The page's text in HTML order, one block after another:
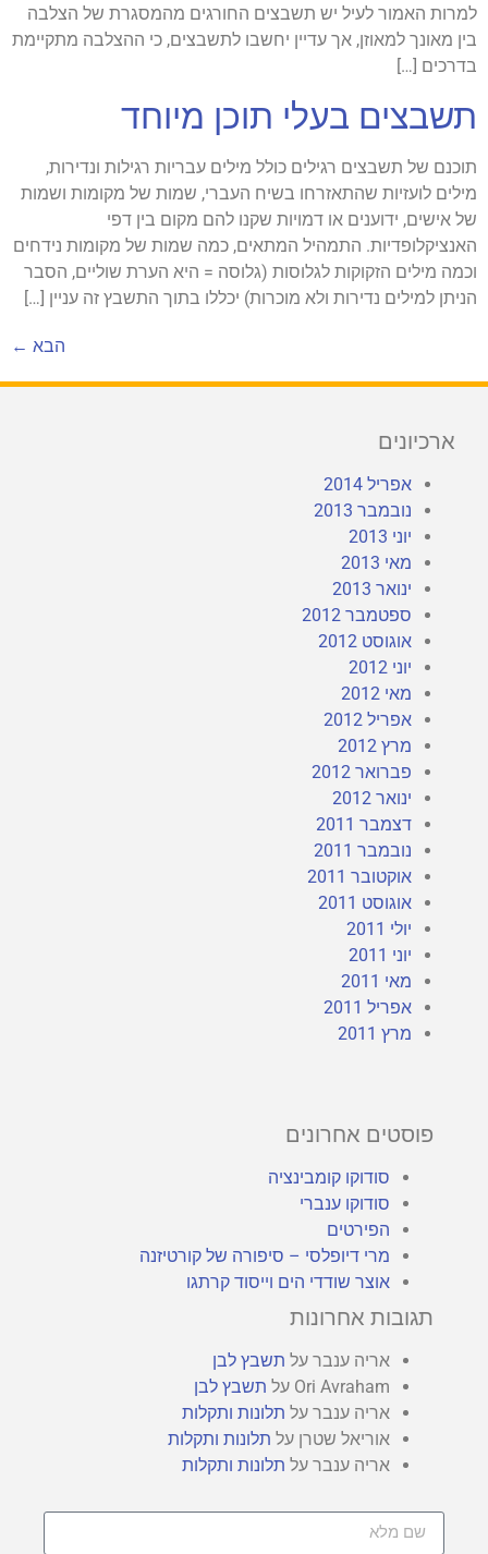
למרות האמור לעיל יש תשבצים החורגים מהמסגרת של הצלבה
בין מאונך למאוזן, אך עדיין יחשבו לתשבצים, כי ההצלבה מתקיימת
בדרכים […]
תשבצים בעלי תוכן מיוחד
תוכנם של תשבצים רגילים כולל מילים עבריות רגילות ונדירות,
מילים לועזיות שהתאזרחו בשיח העברי, שמות של מקומות ושמות
של אישים, ידוענים או דמויות שקנו להם מקום בין דפי
האנציקלופדיות. התמהיל המתאים, כמה שמות של מקומות נידחים
וכמה מילים הזקוקות לגלוסות (גלוסה = היא הערת שוליים, הסבר
הניתן למילים נדירות ולא מוכרות) יכללו בתוך התשבץ זה עניין […]
הבא ←
ארכיונים
אפריל 2014
נובמבר 2013
יוני 2013
מאי 2013
ינואר 2013
ספטמבר 2012
אוגוסט 2012
יוני 2012
מאי 2012
אפריל 2012
מרץ 2012
פברואר 2012
ינואר 2012
דצמבר 2011
נובמבר 2011
אוקטובר 2011
אוגוסט 2011
יולי 2011
יוני 2011
מאי 2011
אפריל 2011
מרץ 2011
פוסטים אחרונים
סודוקו קומבינציה
סודוקו ענברי
הפירטים
מרי דיופלסי – סיפורה של קורטיזנה
אוצר שודדי הים וייסוד קרתגו
תגובות אחרונות
אריה ענבר על תשבץ לבן
Ori Avraham על תשבץ לבן
אריה ענבר על תלונות ותקלות
אוריאל שטרן על תלונות ותקלות
אריה ענבר על תלונות ותקלות